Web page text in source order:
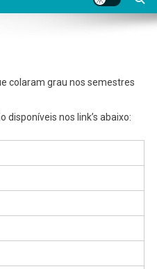
colaram grau nos semestres
nos link’s abaixo: